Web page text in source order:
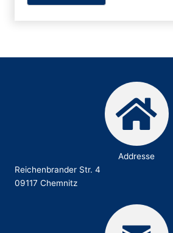
Addresse
Reichenbrander Str. 4
09117 Chemnitz